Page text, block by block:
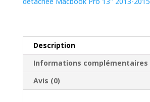
A1502
A1398
Description
Informations complémentaires
Avis (0)